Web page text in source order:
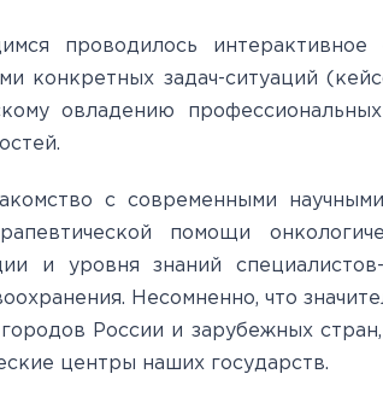
проводилось
конкретных задач-ситуаций
овладению
с современными
помощи
и уровня знаний специалистов-
Несомненно, что
России и зарубежных
центры наших государств.